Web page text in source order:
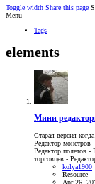
Toggle width Share this page
Menu
Tags
elements
Мини
Старая версия
Редактор монстров
Редактор полетов -
торговцев -
kolya1900
Resource
Apr 26,